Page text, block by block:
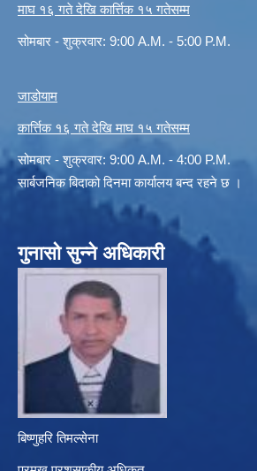
माघ १६ गते देखि कार्त्तिक १५ गतेसम्म
सोमबार - शुक्रवार: 9:00 A.M. - 5:00 P.M.
जाडोयाम
कार्त्तिक १६ गते देखि माघ १५ गतेसम्म
सोमबार - शुक्रवार: 9:00 A.M. - 4:00 P.M.
सार्बजनिक बिदाको दिनमा कार्यालय बन्द रहने छ ।
गुनासो सुन्ने अधिकारी
बिष्णुहरि तिमल्सेना